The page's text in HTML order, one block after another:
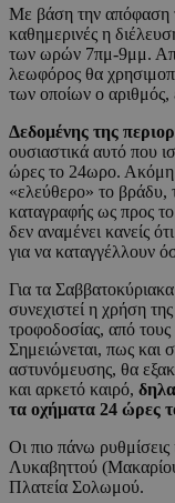
Με βάση την απόφαση
καθημερινές η
των ωρών 7πμ-9μμ. Από
λεωφόρος θα
των οποίων ο αριθμός,
Δεδομένης της
ουσιαστικά αυτό που
ώρες το 24ωρο. Ακόμη
«ελεύθερο» το βράδυ,
καταγραφής ως προς το
δεν αναμένει κανείς
για να καταγγέλλουν
Για τα
συνεχιστεί η χρήση
τροφοδοσίας, από τους
Σημειώνεται, πως και
αστυνόμευσης, θα
και αρκετό καιρό,
τα οχήματα 24 ώρες
Οι πιο πάνω
Λυκαβηττού
Πλατεία Σολωμού.